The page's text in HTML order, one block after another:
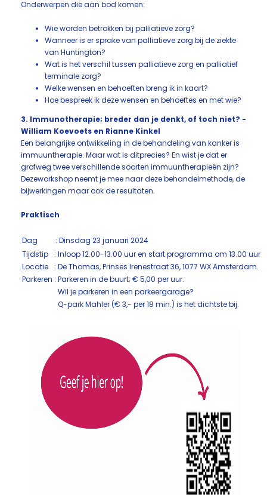
Onderwerpen die aan bod komen:
Wie worden betrokken bij palliatieve zorg?
Wanneer is er sprake van palliatieve zorg bij de ziekte
van Huntington?
Wat is het verschil tussen palliatieve zorg en palliatief
terminale zorg?
Welke wensen en behoeften breng ik in kaart?
Hoe bespreek ik deze wensen en behoeftes en met wie?
3. Immunotherapie; breder dan je denkt, of toch niet? -
William Koevoets en Rianne Kinkel
Een belangrijke ontwikkeling in de behandeling van kanker is
immuuntherapie. Maar wat is ditprecies? En wist je dat er
grofweg twee verschillende soorten immuuntherapieën zijn?
Dezeworkshop neemt je mee naar deze behandelmethode, de
bijwerkingen maar ook de resultaten.
Praktisch
Dag
: Dinsdag 23 januari 2024
Tijdstip
: Inloop 12.00-13.00 uur en start programma om 13.00 uur
Locatie
: De Thomas, Prinses Irenestraat 36, 1077 WX Amsterdam.
Parkeren : Parkeren in de buurt; € 5,00 per uur.
Wil je parkeren in een parkeergarage?
Q-park Mahler (€ 3,- per 18 min.) is het dichtste bij.